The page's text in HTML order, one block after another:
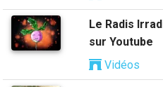
Le Radis
sur Youtube
Vidéos